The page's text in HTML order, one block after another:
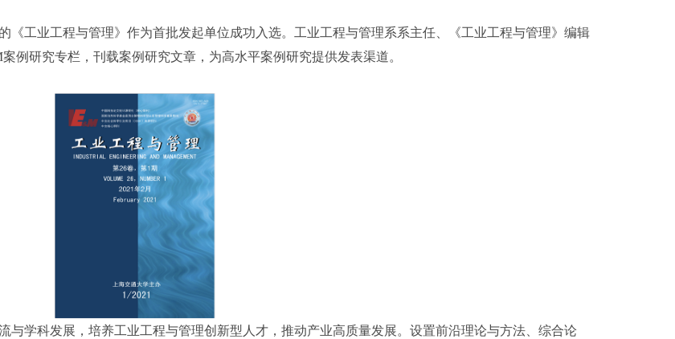
《工业工程与管理》作为首批发起单位成功入选。工业工程与管理系系主任、《工业工程与管理》编辑
例研究专栏，刊载案例研究文章，为高水平案例研究提供发表渠道。
与学科发展，培养工业工程与管理创新型人才，推动产业高质量发展。设置前沿理论与方法、综合论